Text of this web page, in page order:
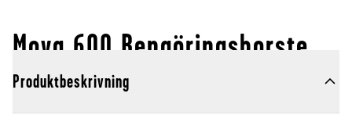
Mova 600 Rengöringsborste
Produktbeskrivning